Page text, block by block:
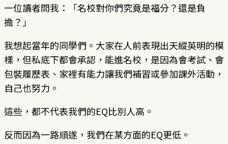
一位讀者問我：「名校對你們究竟是福分？還是負
擔？」
我想起當年的同學們。大家在人前表現出天縱英明的模
樣，但私底下都會承認，能進名校，是因為會考試、會
包裝履歷表、家裡有能力讓我們補習或參加課外活動，
自己也努力。
這些，都不代表我們的EQ比別人高。
反而因為一路順遂，我們在某方面的EQ更低。